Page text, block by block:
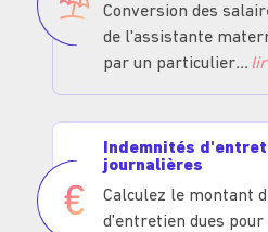
Conversion des
de l'assistante
par un particulier
Indemnités
journalières
Calculez le montant
d'entretien dues pour